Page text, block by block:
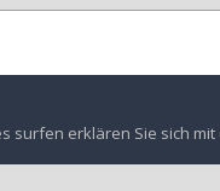
Mitglieder Alben
surfen erklären Sie sich